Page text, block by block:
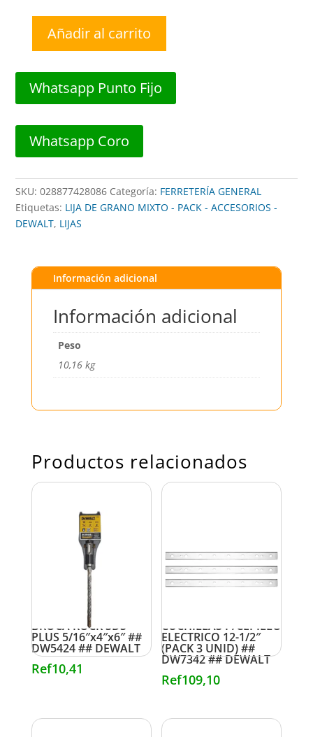
REBAJADORA
3/4
BASE
FIJA
/
24500RPM
##
DEWALT
cantidad
Añadir al carrito
Whatsapp Punto Fijo
Whatsapp Coro
SKU:028877428086 Categoría: FERRETERÍA GENERAL
Etiquetas: LIJA DE GRANO MIXTO - PACK - ACCESORIOS -
DEWALT, LIJAS
Información adicional
Información adicional
Peso
10,16 kg
Productos relacionados
BROCA ROCK SDS
PLUS 5/16″x4″x6″ ##
DW5424 ## DEWALT
Ref10,41
CUCHILLAS P/CEPILLO
ELECTRICO 12-1/2″
(PACK 3 UNID) ##
DW7342 ## DEWALT
Ref109,10